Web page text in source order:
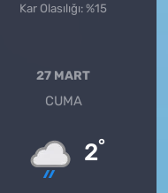
Kar Olasılığı: %15
27 MART
CUMA
2°